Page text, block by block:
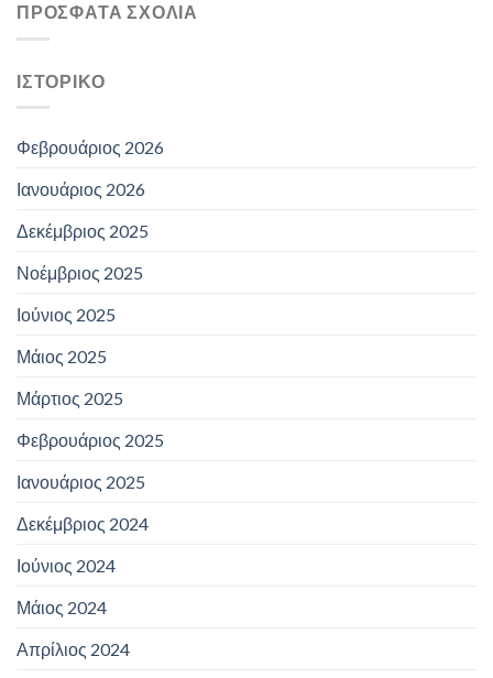
ΠΡΌΣΦΑΤΑ ΣΧΌΛΙΑ
ΙΣΤΟΡΙΚΌ
Φεβρουάριος 2026
Ιανουάριος 2026
Δεκέμβριος 2025
Νοέμβριος 2025
Ιούνιος 2025
Μάιος 2025
Μάρτιος 2025
Φεβρουάριος 2025
Ιανουάριος 2025
Δεκέμβριος 2024
Ιούνιος 2024
Μάιος 2024
Απρίλιος 2024